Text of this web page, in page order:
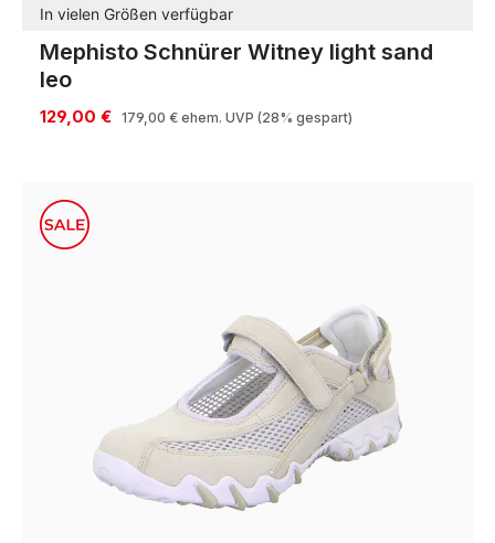
In vielen Größen verfügbar
Mephisto Schnürer Witney light sand
leo
129,00 € 179,00 € ehem. UVP (28% gespart)